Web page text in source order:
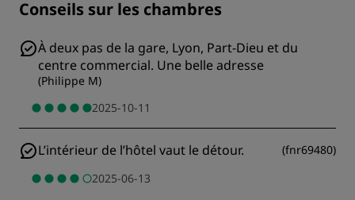
Conseils sur les chambres
À deux pas de la gare, Lyon, Part-Dieu et du
centre commercial. Une belle adresse
(Philippe M)
2025-10-11
L’intérieur de l’hôtel vaut le détour. (fnr69480)
2025-06-13